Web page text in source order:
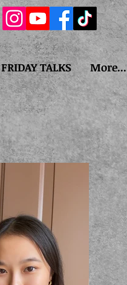
FRIDAY TALKS More...